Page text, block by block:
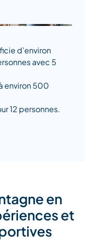
d’environ
avec 5
environ 500
12 personnes.
en
et